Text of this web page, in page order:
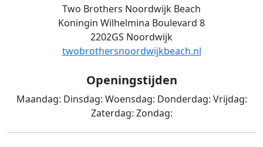
Two Brothers Noordwijk Beach
Koningin Wilhelmina Boulevard 8
2202GS Noordwijk
twobrothersnoordwijkbeach.nl
Openingstijden
Maandag: Dinsdag: Woensdag: Donderdag: Vrijdag:
Zaterdag: Zondag: